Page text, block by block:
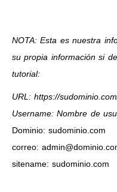
NOTA: Esta es nuestra
su propia información si
tutorial:
URL: https://
Username: Nombre de
Dominio: sudominio.com
correo:
sitename: sudominio.com